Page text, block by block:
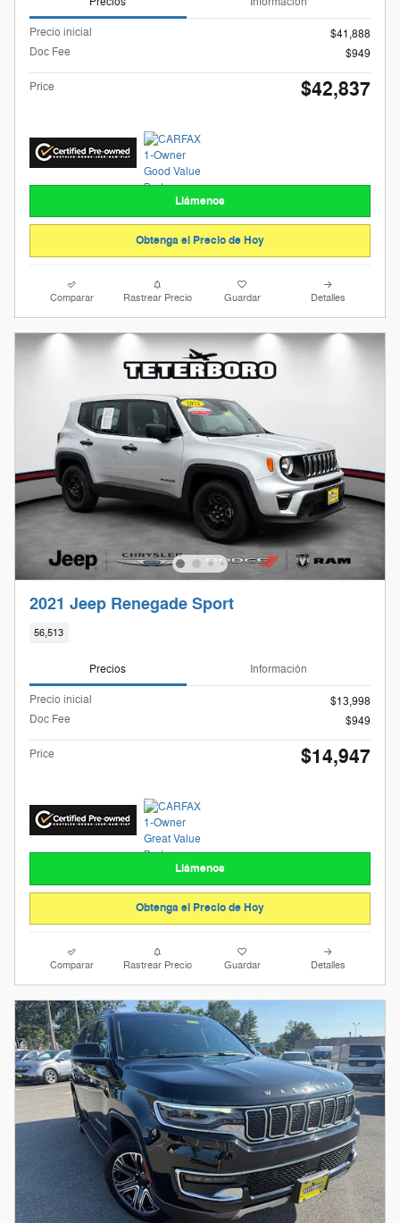
Precio inicial
$41,888
Doc Fee
$949
Price $42,837
Llámenos
Obtenga el Precio de Hoy
Comparar Rastrear Precio Guardar Detalles
2021 Jeep Renegade Sport
56,513
Precios Información
Precio inicial
$13,998
Doc Fee
$949
Price $14,947
Llámenos
Obtenga el Precio de Hoy
Comparar Rastrear Precio Guardar Detalles